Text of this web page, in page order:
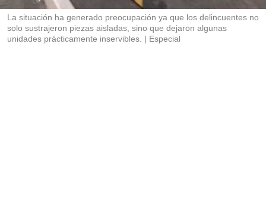
r
La situación ha generado preocupación ya que los delincuentes no
solo sustrajeron piezas aisladas, sino que dejaron algunas
unidades prácticamente inservibles.
Especial